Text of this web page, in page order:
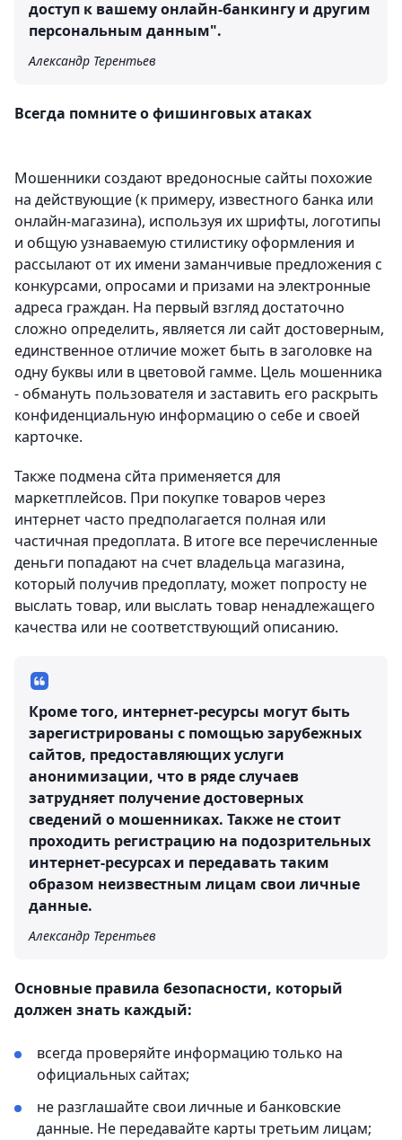
доступ к вашему онлайн-банкингу и другим
персональным данным".
Александр Терентьев
Всегда помните о фишинговых атаках
Мошенники создают вредоносные сайты похожие
на действующие (к примеру, известного банка или
онлайн-магазина), используя их шрифты, логотипы
и общую узнаваемую стилистику оформления и
рассылают от их имени заманчивые предложения с
конкурсами, опросами и призами на электронные
адреса граждан. На первый взгляд достаточно
сложно определить, является ли сайт достоверным,
единственное отличие может быть в заголовке на
одну буквы или в цветовой гамме. Цель мошенника
- обмануть пользователя и заставить его раскрыть
конфиденциальную информацию о себе и своей
карточке.
Также подмена сйта применяется для
маркетплейсов. При покупке товаров через
интернет часто предполагается полная или
частичная предоплата. В итоге все перечисленные
деньги попадают на счет владельца магазина,
который получив предоплату, может попросту не
выслать товар, или выслать товар ненадлежащего
качества или не соответствующий описанию.
Кроме того, интернет-ресурсы могут быть
зарегистрированы с помощью зарубежных
сайтов, предоставляющих услуги
анонимизации, что в ряде случаев
затрудняет получение достоверных
сведений о мошенниках. Также не стоит
проходить регистрацию на подозрительных
интернет-ресурсах и передавать таким
образом неизвестным лицам свои личные
данные.
Александр Терентьев
Основные правила безопасности, который
должен знать каждый:
всегда проверяйте информацию только на
официальных сайтах;
не разглашайте свои личные и банковские
данные. Не передавайте карты третьим лицам;